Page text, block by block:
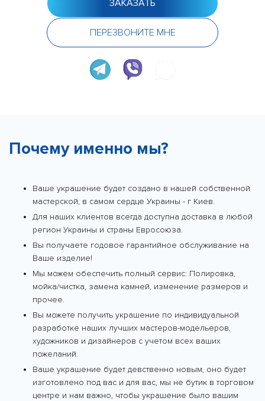
ЗАКАЗАТЬ
ПЕРЕЗВОНИТЕ МНЕ
Почему именно мы?
Ваше украшение будет создано в нашей собственной
мастерской, в самом сердце Украины - г Киев.
Для наших клиентов всегда доступна доставка в любой
регион Украины и страны Евросоюза.
Вы получаете годовое гарантийное обслуживание на
Ваше изделие!
Мы можем обеспечить полный сервис: Полировка,
мойка/чистка, замена камней, изменение размеров и
прочее.
Вы можете получить украшение по индивидуальной
разработке наших лучших мастеров-модельеров,
художников и дизайнеров с учетом всех ваших
пожеланий.
Ваше украшение будет девственно новым, оно будет
изготовлено под вас и для вас, мы не бутик в торговом
центре и нам важно, чтобы украшение было вашим